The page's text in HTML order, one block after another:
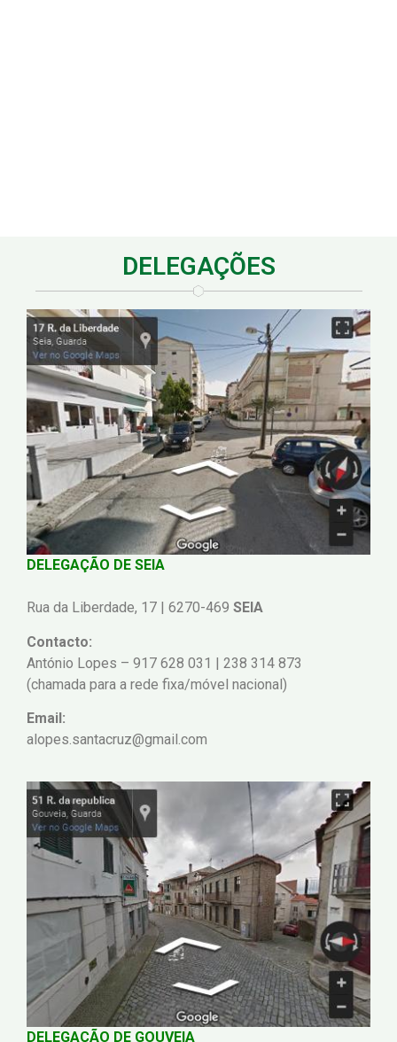
DELEGAÇÕES
DELEGAÇÃO DE SEIA
Rua da Liberdade, 17 | 6270-469 SEIA
Contacto:
António Lopes – 917 628 031 | 238 314 873
(chamada para a rede fixa/móvel nacional)
Email:
alopes.santacruz@gmail.com
DELEGAÇÃO DE GOUVEIA